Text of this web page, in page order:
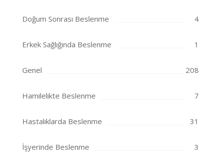
Doğum Sonrası Beslenme 4
Erkek Sağlığında Beslenme 1
Genel 208
Hamilelikte Beslenme 7
Hastalıklarda Beslenme 31
İşyerinde Beslenme 3